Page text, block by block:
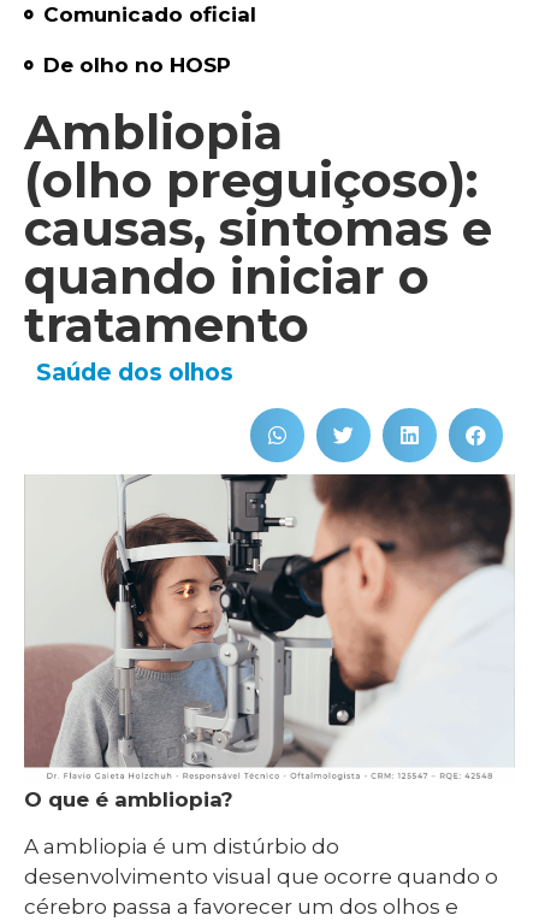
Comunicado oficial
De olho no HOSP
Ambliopia
(olho preguiçoso):
causas, sintomas e
quando iniciar o
tratamento
Saúde dos olhos
O que é ambliopia?
A ambliopia é um distúrbio do
desenvolvimento visual que ocorre quando o
cérebro passa a favorecer um dos olhos e